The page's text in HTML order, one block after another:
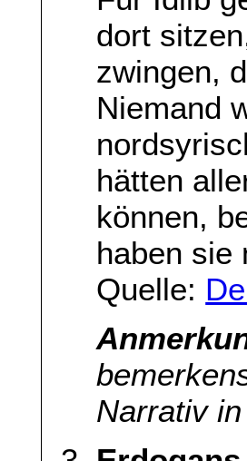
dort
zwingen,
Niemand
hätten
können,
haben sie
Quelle:
Narrativ